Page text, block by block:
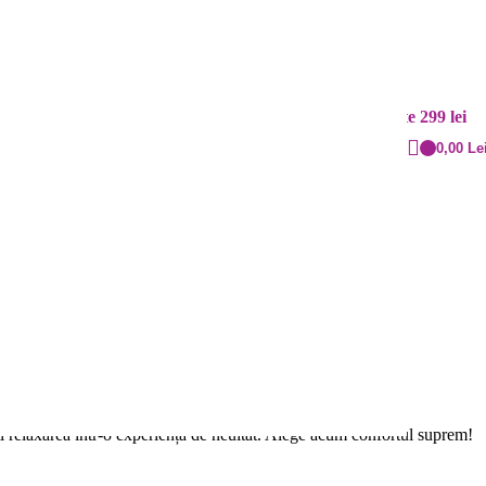
Cost: 20 lei și gratuit peste 299 lei
0,00
într-o experiență de neuitat. Alege acum confortul suprem!